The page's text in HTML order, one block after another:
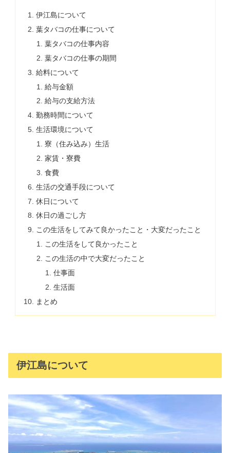
伊江島について
葉タバコの仕事について
葉タバコの仕事内容
葉タバコの仕事の期間
給料について
給与金額
給与の支給方法
勤務時間について
生活環境について
寮（住み込み）生活
家賃・寮費
食費
生活の交通手段について
休日について
休日の過ごし方
この生活をしてみて良かったこと・大変だったこと
この生活をして良かったこと
この生活の中で大変だったこと
仕事面
生活面
まとめ
伊江島について